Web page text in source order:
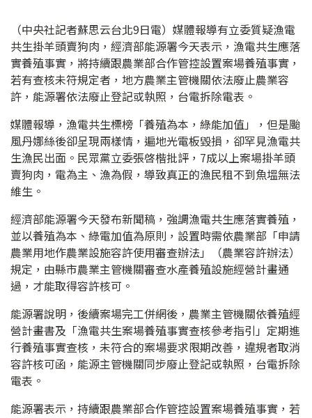
（中央社記者蘇思云台北9日電）媒體報導有立委質疑漁電
共生掛羊頭賣狗肉，經濟部能源署今天表示，漁電共生應落
實養殖事實，將持續跟農業部合作管控設置案場養殖事實，
若有查核未符規定者，地方農業主管機關依法廢止農業容
許，能源署依法廢止登記或執照，台電拆除電表。
媒體報導，漁電共生標榜「養殖為本，綠能加值」，但是颱
風丹娜絲後卻呈現兩樣情，遍地光電板毀損，卻罕見漁電共
生漁民出面。民眾黨立委張啓楷批評，7成以上案場掛羊頭
賣狗肉，電為主、漁為假，導致真正的漁民租不到魚塭無法
維生。
經濟部能源署今天發布新聞稿，強調漁電共生應落實養殖，
並以養殖為本、綠電加值為原則，設置時需依農業部「申請
農業用地作農業設施容許使用審查辦法」（農業容許辦法）
規定，由縣市農業主管機關審查水產養殖設施經營計畫通
過，才能取得容許核可。
能源署說明，後續案場完工併網後，農業主管機關依養殖經
營計畫書及「漁電共生案場養殖事實查核參考指引」定期進
行養殖事實查核，未符合的案場要求限期改善，違規者取消
容許核可函，能源主管機關同步廢止登記或執照，台電拆除
電表。
能源署表示，持續跟農業部合作管控設置案場養殖事實，若